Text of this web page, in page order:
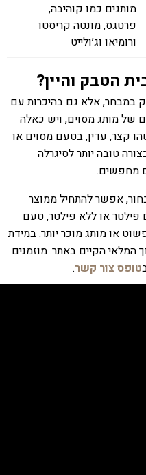
מותגים כמו קוהיבה,
פרטגס, מונטה קריסטו
ורומיאו וג׳ולייט
הטבק והיין?
במבחר, אלא גם בהיכרות עם
של מותג מסוים, ויש כאלה
קצר, עדין, בטעם מסוים או
טובה יותר לסיגרלה
מחפשים.
אפשר להתחיל ממוצר
פילטר או ללא פילטר, טעם
או מותג מוכר יותר. במידת
המלאי הקיים באתר. מוזמנים
טופס צור קשר.